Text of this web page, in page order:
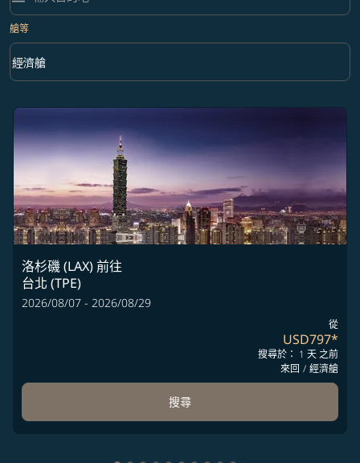
艙等
艙等 option 經濟艙 Selected
經濟艙
keyboard_arrow_down
洛杉磯 (LAX)前往
台北 (TPE)
2026/08/07 - 2026/08/29
從
USD797*
搜尋於： 1 天 之前
來回 / 經濟艙
搜尋